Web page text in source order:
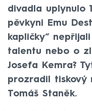
divadla uplynulo
pěvkyni Emu
kapličky“
talentu nebo o
Josefa Kemra?
prozradil tiskový
Tomáš Staněk.